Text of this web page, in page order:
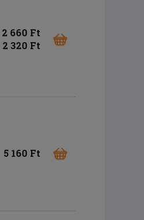
2 660 Ft
2 320 Ft
5 160 Ft